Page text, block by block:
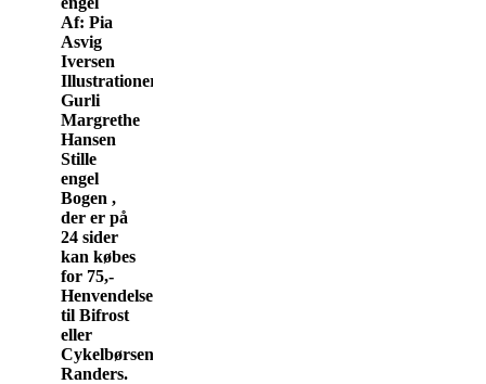
Af: Pia
Asvig
Iversen
Illustrationer:
Gurli
Margrethe
Hansen
Stille
engel
Bogen ,
der er på
24 sider
kan købes
for 75,-
Henvendelse
til Bifrost
eller
Cykelbørsen,
Randers.